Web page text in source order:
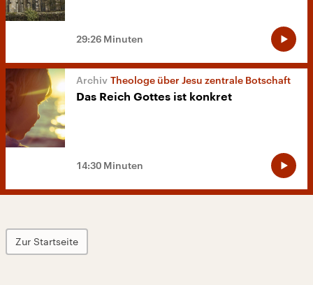
29:26 Minuten
Theologe über Jesu zentrale Botschaft
Das Reich Gottes ist konkret
14:30 Minuten
Zur Startseite